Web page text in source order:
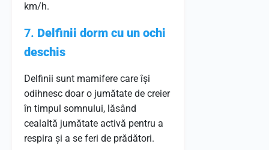
km/h.
7. Delfinii dorm cu un ochi
deschis
Delfinii sunt mamifere care își
odihnesc doar o jumătate de creier
în timpul somnului, lăsând
cealaltă jumătate activă pentru a
respira și a se feri de prădători.